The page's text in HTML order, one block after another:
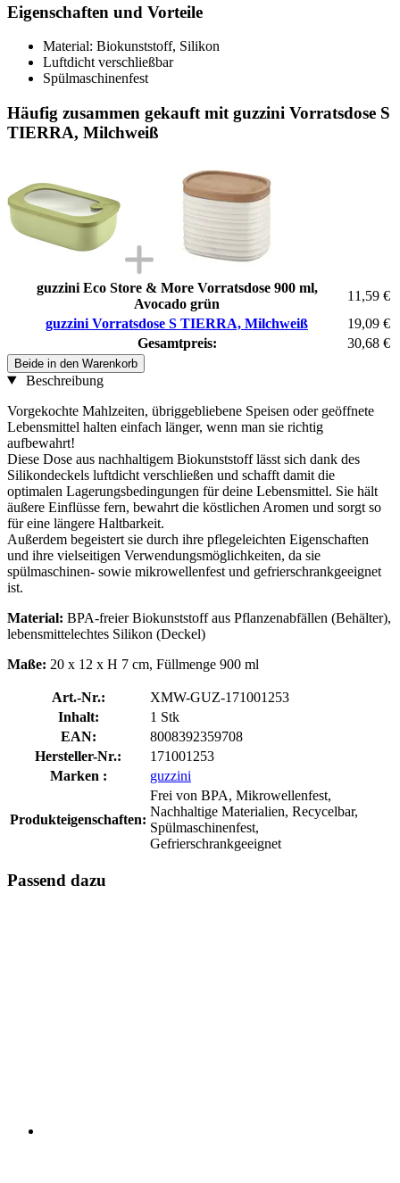
Eigenschaften und Vorteile
Material: Biokunststoff, Silikon
Luftdicht verschließbar
Spülmaschinenfest
Häufig zusammen gekauft mit guzzini Vorratsdose S
TIERRA, Milchweiß
guzzini Eco Store & More Vorratsdose 900 ml,
Avocado grün
11,59 €
guzzini Vorratsdose S TIERRA, Milchweiß
19,09 €
Gesamtpreis:
30,68 €
Beide in den Warenkorb
Beschreibung
Vorgekochte Mahlzeiten, übriggebliebene Speisen oder geöffnete
Lebensmittel halten einfach länger, wenn man sie richtig
aufbewahrt!
Diese Dose aus nachhaltigem Biokunststoff lässt sich dank des
Silikondeckels luftdicht verschließen und schafft damit die
optimalen Lagerungsbedingungen für deine Lebensmittel. Sie hält
äußere Einflüsse fern, bewahrt die köstlichen Aromen und sorgt so
für eine längere Haltbarkeit.
Außerdem begeistert sie durch ihre pflegeleichten Eigenschaften
und ihre vielseitigen Verwendungsmöglichkeiten, da sie
spülmaschinen- sowie mikrowellenfest und gefrierschrankgeeignet
ist.
Material: BPA-freier Biokunststoff aus Pflanzenabfällen (Behälter),
lebensmittelechtes Silikon (Deckel)
Maße: 20 x 12 x H 7 cm, Füllmenge 900 ml
Art.-Nr.:
XMW-GUZ-171001253
Inhalt:
1 Stk
EAN:
8008392359708
Hersteller-Nr.:
171001253
Marken :
guzzini
Produkteigenschaften:
Frei von BPA, Mikrowellenfest,
Nachhaltige Materialien, Recycelbar,
Spülmaschinenfest,
Gefrierschrankgeeignet
Passend dazu